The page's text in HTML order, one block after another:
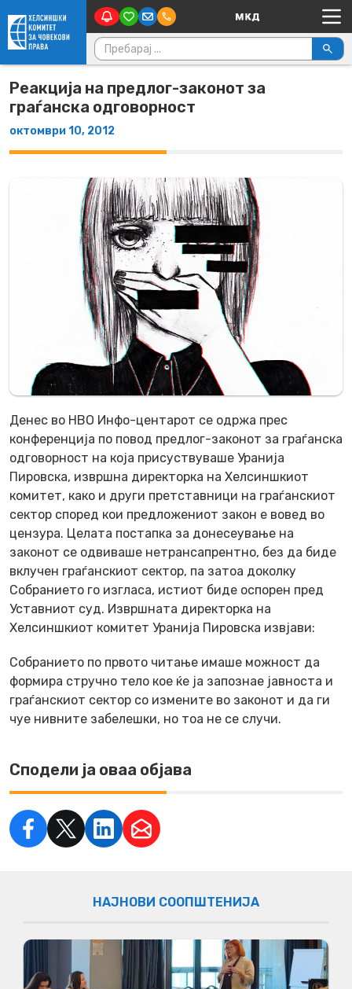
Skip to content Main Navigation
Пребарувај за:
Реакција на предлог-законот за
граѓанска одговорност
октомври 10, 2012
Денес во НВО Инфо-центарот се одржа прес
конференција по повод предлог-законот за граѓанска
одговорност на која присуствуваше Уранија
Пировска, извршна директорка на Хелсиншкиот
комитет, како и други претставници на граѓанскиот
сектор според кои предложениот закон е вовед во
цензура. Целата постапка за донесеување на
законот се одвиваше нетрансапрентно, без да биде
вклучен граѓанскиот сектор, па затоа доколку
Собранието го изгласа, истиот биде оспорен пред
Уставниот суд. Извршната директорка на
Хелсиншкиот комитет Уранија Пировска извјави:
Собранието по првото читање имаше можност да
формира стручно тело кое ќе ја запознае јавноста и
граѓанскиот сектор со измените во законот и да ги
чуе нивните забелешки, но тоа не се случи.
Сподели ја оваа објава
НАЈНОВИ СООПШТЕНИЈА